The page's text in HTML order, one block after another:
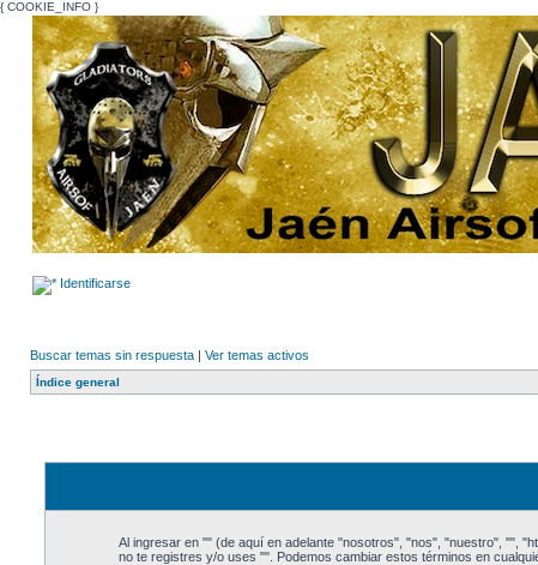
{ COOKIE_INFO }
Identificarse
Buscar temas sin respuesta | Ver temas activos
Índice general
Al ingresar en "" (de aquí en adelante "nosotros", "nos", "nuestro", "",
no te registres y/o uses "". Podemos cambiar estos términos en